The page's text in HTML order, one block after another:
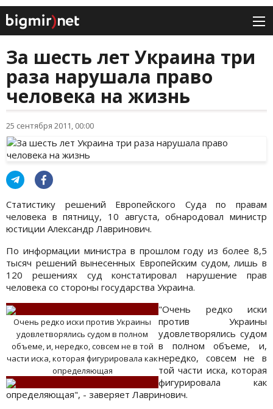
За шесть лет Украина три
раза нарушала право
человека на жизнь
25 сентября 2011, 00:00
Статистику решений Европейского Суда по правам
человека в пятницу, 10 августа, обнародовал министр
юстиции Александр Лавринович.
По информации министра в прошлом году из более 8,5
тысяч решений вынесенных Европейским судом, лишь в
120 решениях суд констатировал нарушение прав
человека со стороны государства Украина.
Очень редко иски против Украины
удовлетворялись судом в полном
объеме, и, нередко, совсем не в той
части иска, которая фигурировала как
определяющая
"Очень редко иски
против Украины
удовлетворялись судом
в полном объеме, и,
нередко, совсем не в
той части иска, которая
фигурировала как
определяющая", - заверяет Лавринович.